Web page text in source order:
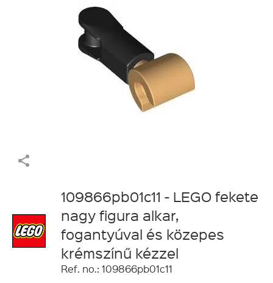
109866pb01c11 - LEGO fekete
nagy figura alkar,
fogantyúval és közepes
krémszínű kézzel
Ref. no.: 109866pb01c11